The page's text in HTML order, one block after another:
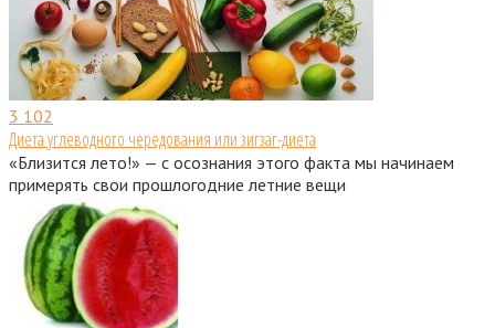
3 102
Диета углеводного чередования или зигзаг-диета
«Близится лето!» — с осознания этого факта мы начинаем
примерять свои прошлогодние летние вещи